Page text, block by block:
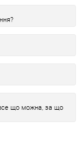
що можна, за що